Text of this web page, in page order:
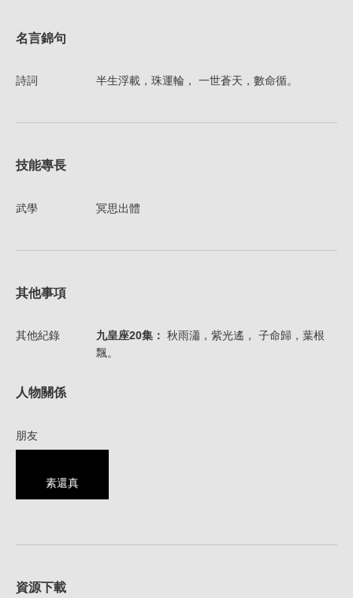
名言錦句
詩詞 半生浮載，珠運輪， 一世蒼天，數命循。
技能專長
武學 冥思出體
其他事項
其他紀錄 九皇座20集： 秋雨瀟，紫光遙， 子命歸，葉根
飄。
人物關係
朋友
素還真
資源下載